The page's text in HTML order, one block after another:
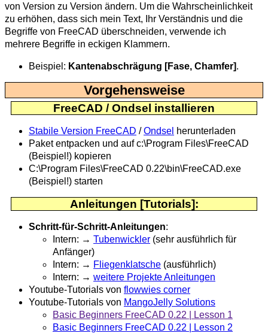
von Version zu Version ändern. Um die Wahrscheinlichkeit
zu erhöhen, dass sich mein Text, Ihr Verständnis und die
Begriffe von FreeCAD überschneiden, verwende ich
mehrere Begriffe in eckigen Klammern.
Beispiel: Kantenabschrägung [Fase, Chamfer].
Vorgehensweise
FreeCAD / Ondsel installieren
Stabile Version FreeCAD /Ondsel herunterladen
Paket entpacken und auf c:\Program Files\FreeCAD
(Beispiel!) kopieren
C:\Program Files\FreeCAD 0.22\bin\FreeCAD.exe
(Beispiel!) starten
Anleitungen [Tutorials]:
Schritt-für-Schritt-Anleitungen:
Intern: → Tubenwickler (sehr ausführlich für
Anfänger)
Intern: → Fliegenklatsche (ausführlich)
Intern: → weitere Projekte Anleitungen
Youtube-Tutorials von flowwies corner
Youtube-Tutorials von MangoJelly Solutions
Basic Beginners FreeCAD 0.22 | Lesson 1
Basic Beginners FreeCAD 0.22 | Lesson 2